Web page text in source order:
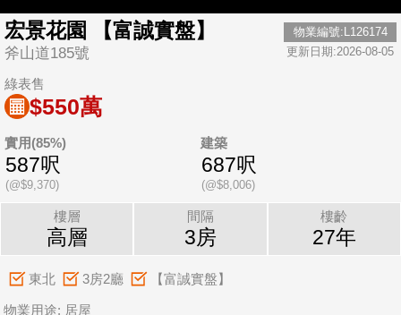
宏景花園 【富誠實盤】
斧山道185號
物業編號:L126174
更新日期:2026-08-05
綠表售
$550萬
實用(85%)
587呎
(@$9,370)
建築
687呎
(@$8,006)
樓層
高層
間隔
3房
樓齡
27年
東北 3房2廳 【富誠實盤】
物業用途: 居屋